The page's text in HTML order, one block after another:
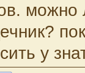
можно
у